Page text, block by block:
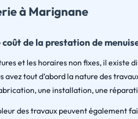
à Marignane
de la prestation de
et les horaires non fixes, il existe
avez tout d’abord la nature des
une installation, une
des travaux peuvent également